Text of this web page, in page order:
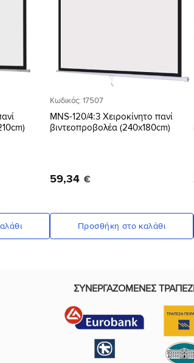
Κωδικός: 17507
MNS-120/4:3 Χειροκίνητο πανί
βιντεοπροβολέα (240x180cm)
59,34 €
Προσθήκη στο καλάθι
ΣΥΝΕΡΓΑΖΟΜΕΝΕΣ